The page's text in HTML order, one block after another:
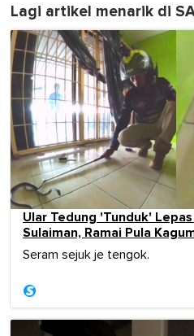
Lagi artikel menarik di
Ular Tedung 'Tunduk'
Sulaiman, Ramai Pula
Seram sejuk je tengok.